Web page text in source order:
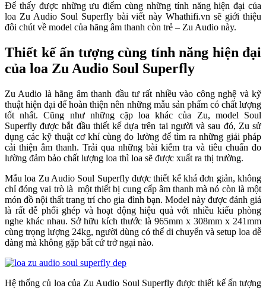
Để thấy được những ưu điểm cùng những tính năng hiện đại của
loa Zu Audio Soul Superfly bài viết này Whathifi.vn sẽ giới thiệu
đôi chút về model của hãng âm thanh còn trẻ – Zu Audio này.
Thiết kế ấn tượng cùng tính năng hiện đại
của loa Zu Audio Soul Superfly
Zu Audio là hãng âm thanh đầu tư rất nhiều vào công nghệ và kỹ
thuật hiện đại để hoàn thiện nên những mẫu sản phẩm có chất lượng
tốt nhất. Cũng như những cặp loa khác của Zu, model Soul
Superfly được bắt đầu thiết kế dựa trên tai người và sau đó, Zu sử
dụng các kỹ thuật cơ khí cùng đo lường để tìm ra những giải pháp
cải thiện âm thanh. Trải qua những bài kiểm tra và tiêu chuẩn đo
lường đảm bảo chất lượng loa thì loa sẽ được xuất ra thị trường.
Mẫu loa Zu Audio Soul Superfly được thiết kế khá đơn giản, không
chỉ đóng vai trò là một thiết bị cung cấp âm thanh mà nó còn là một
món đồ nội thất trang trí cho gia đình bạn. Model này được đánh giá
là rất dễ phối ghép và hoạt động hiệu quả với nhiều kiểu phòng
nghe khác nhau. Sở hữu kích thước là 965mm x 308mm x 241mm
cùng trọng lượng 24kg, người dùng có thể di chuyển và setup loa dễ
dàng mà không gặp bất cứ trở ngại nào.
Hệ thống củ loa của Zu Audio Soul Superfly được thiết kế ấn tượng